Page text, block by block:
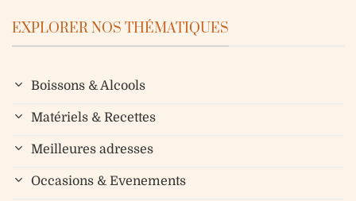
EXPLORER NOS THÉMATIQUES
Boissons & Alcools
Matériels & Recettes
Meilleures adresses
Occasions & Evenements